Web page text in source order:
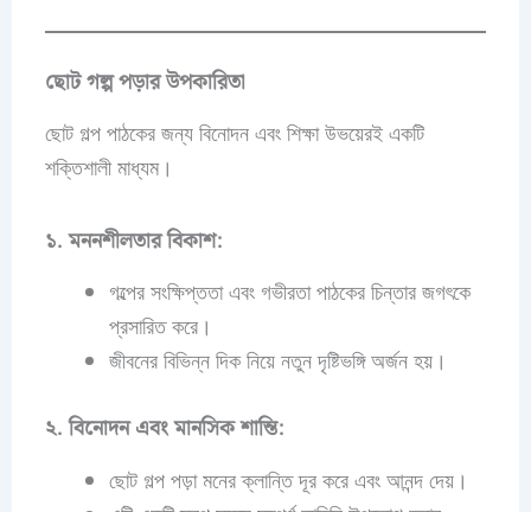
ছোট গল্প পড়ার উপকারিতা
ছোট গল্প পাঠকের জন্য বিনোদন এবং শিক্ষা উভয়েরই একটি
শক্তিশালী মাধ্যম।
১. মননশীলতার বিকাশ:
গল্পের সংক্ষিপ্ততা এবং গভীরতা পাঠকের চিন্তার জগৎকে
প্রসারিত করে।
জীবনের বিভিন্ন দিক নিয়ে নতুন দৃষ্টিভঙ্গি অর্জন হয়।
২. বিনোদন এবং মানসিক শান্তি:
ছোট গল্প পড়া মনের ক্লান্তি দূর করে এবং আনন্দ দেয়।